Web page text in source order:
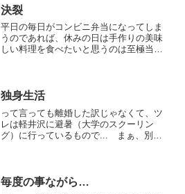
季を通して色々な表情が見られるところ
なのでお気に入りだったり...
決裂
平日の毎日がコンビニ弁当になってしま
うのであれば、休みの日は手作りの美味
しい料理を食べたいと思うのは至極当然
たのですよ。平日も作...
独身生活
って言っても離婚した訳じゃなくて、ツ
レは軽井沢に避暑（大学のスクーリン
グ）に行っているもので... まぁ、別に
朗氏と遭遇したそうだ。...
毎度の事ながら…